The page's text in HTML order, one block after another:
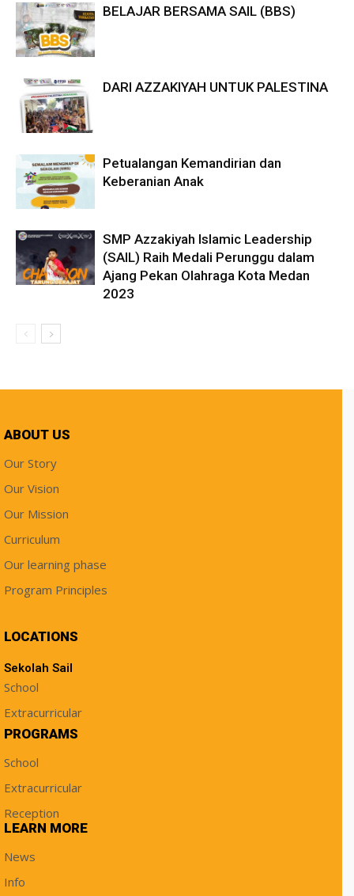
BELAJAR BERSAMA SAIL (BBS)
DARI AZZAKIYAH UNTUK PALESTINA
Petualangan Kemandirian dan
Keberanian Anak
SMP Azzakiyah Islamic Leadership
(SAIL) Raih Medali Perunggu dalam
Ajang Pekan Olahraga Kota Medan
2023
ABOUT US
Our Story
Our Vision
Our Mission
Curriculum
Our learning phase
Program Principles
LOCATIONS
Sekolah Sail
School
Extracurricular
PROGRAMS
School
Extracurricular
Reception
LEARN MORE
News
Info